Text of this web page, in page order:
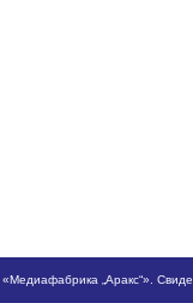
, «Медиафабрика „Аракс“».